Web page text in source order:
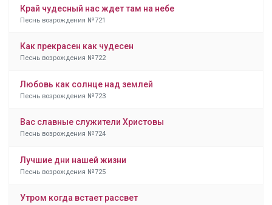
Край чудесный нас ждет там на небе
Песнь возрождения №721
Как прекрасен как чудесен
Песнь возрождения №722
Любовь как солнце над землей
Песнь возрождения №723
Вас славные служители Христовы
Песнь возрождения №724
Лучшие дни нашей жизни
Песнь возрождения №725
Утром когда встает рассвет